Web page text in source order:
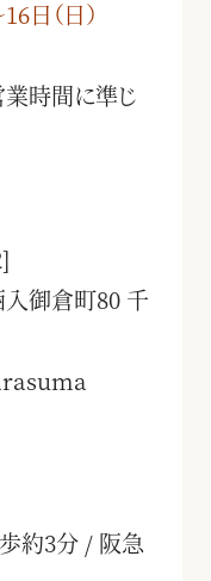
日（日）
時間に準じ
御倉町80 千
約3分 / 阪急